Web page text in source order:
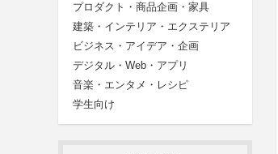
プロダクト・商品企画・家具
建築・インテリア・エクステリア
ビジネス・アイデア・企画
デジタル・Web・アプリ
音楽・エンタメ・レシピ
学生向け